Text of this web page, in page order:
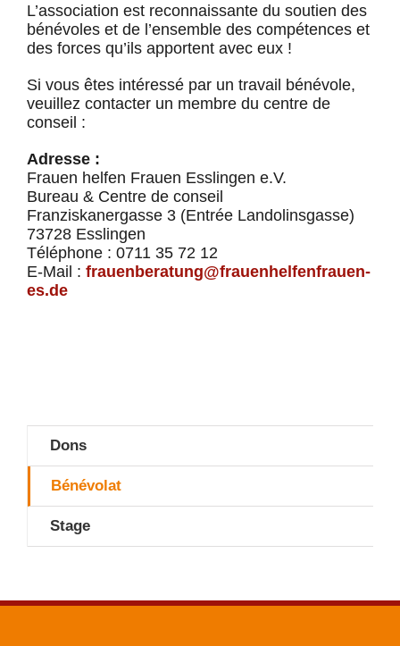
L’association est reconnaissante du soutien des
bénévoles et de l’ensemble des compétences et
des forces qu’ils apportent avec eux !
Si vous êtes intéressé par un travail bénévole,
veuillez contacter un membre du centre de
conseil :
Adresse :
Frauen helfen Frauen Esslingen e.V.
Bureau & Centre de conseil
Franziskanergasse 3 (Entrée Landolinsgasse)
73728 Esslingen
Téléphone : 0711 35 72 12
E-Mail : frauenberatung@frauenhelfenfrauen-
es.de
Dons
Bénévolat
Stage